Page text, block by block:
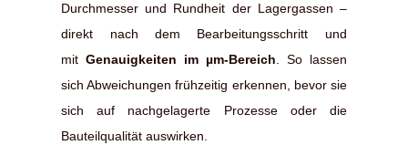
Durchmesser und Rundheit der Lagergassen –
direkt nach dem Bearbeitungsschritt und
mitGenauigkeiten im µm-Bereich. So lassen
sich Abweichungen frühzeitig erkennen, bevor sie
sich auf nachgelagerte Prozesse oder die
Bauteilqualität auswirken.